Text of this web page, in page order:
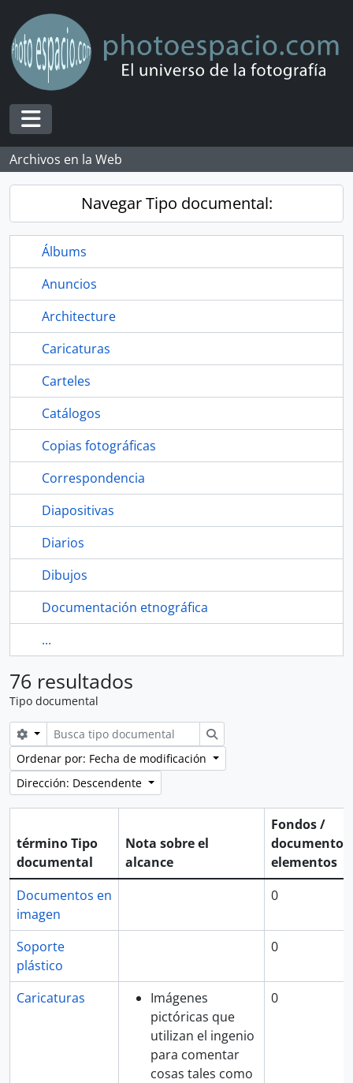
Skip to main content
Toggle navigation
Archivos en la Web
Navegar Tipo documental:
Álbums
Anuncios
Architecture
Caricaturas
Carteles
Catálogos
Copias fotográficas
Correspondencia
Diapositivas
Diarios
Dibujos
Documentación etnográfica
...
76 resultados
Tipo documental
Search options
Búsqueda
Ordenar por: Fecha de modificación
Dirección: Descendente
término Tipo
documental
Nota sobre el
alcance
Fondos /
documentos
elementos
Documentos en
imagen
0
Soporte
plástico
0
Caricaturas
Imágenes
pictóricas que
utilizan el ingenio
para comentar
cosas tales como
0